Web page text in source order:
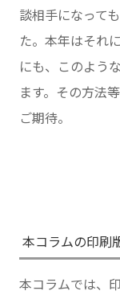
談相手になって
た。本年はそれ
にも、このよう
ます。その方法
ご期待。
本コラムの印刷
本コラムでは、